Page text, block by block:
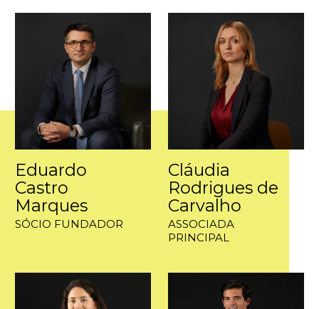
Eduardo
Castro
Marques
SÓCIO FUNDADOR
Cláudia
Rodrigues de
Carvalho
ASSOCIADA
PRINCIPAL